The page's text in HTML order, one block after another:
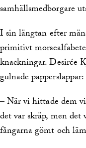
samhällsmedborgare
I sin längtan efter
primitivt
knackningar. Desirée
gulnade papperslappar:
– När vi hittade dem
det var skräp, men det
fångarna gömt och